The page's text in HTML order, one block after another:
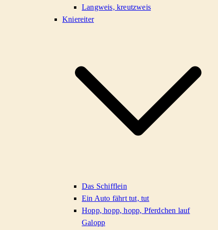
Langweis, kreutzweis
Kniereiter
Das Schifflein
Ein Auto fährt tut, tut
Hopp, hopp, hopp, Pferdchen lauf
Galopp